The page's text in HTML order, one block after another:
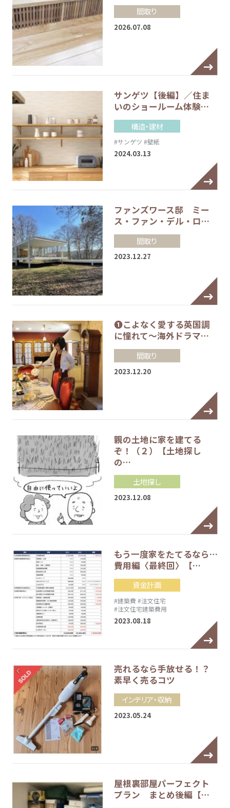
間取り
2026.07.08
サンゲツ【後編】／住ま
いのショールーム体験…
構造・建材
#サンゲツ #壁紙
2024.03.13
ファンズワース邸 ミー
ス・ファン・デル・ロ…
間取り
2023.12.27
❶こよなく愛する英国調
に憧れて～海外ドラマ…
間取り
2023.12.20
親の土地に家を建てる
ぞ！（２）【土地探し
の…
土地探し
2023.12.08
もう一度家をたてるなら…
費用編〈最終回〉【…
資金計画
#建築費 #注文住宅
#注文住宅建築費用
2023.08.18
売れるなら手放せる！？
素早く売るコツ
インテリア・収納
2023.05.24
屋根裏部屋パーフェクト
プラン まとめ後編【…